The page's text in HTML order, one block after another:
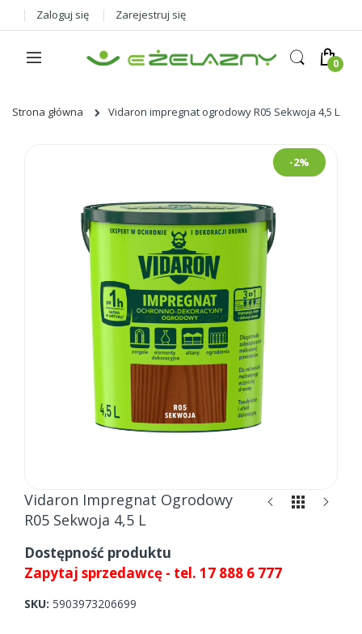
Zaloguj się Zarejestruj się
Strona główna Vidaron impregnat ogrodowy R05 Sekwoja 4,5 L
-2%
Skip
to
beginning
of
the
images
Vidaron Impregnat Ogrodowy
R05 Sekwoja 4,5 L
Dostępność produktu
Zapytaj sprzedawcę - tel. 17 888 6 777
SKU 5903973206699